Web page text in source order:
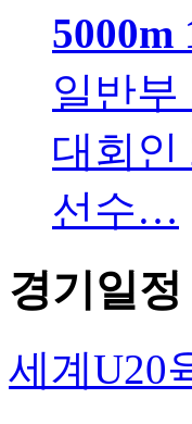
일반부
대회인
선수…
경기일정
세계U20